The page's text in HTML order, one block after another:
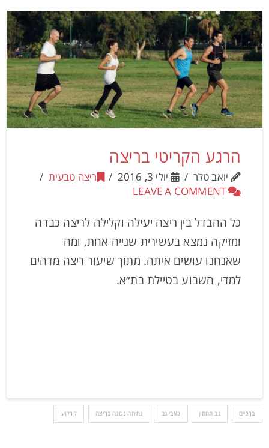
הרגע הקריטי בריצה
יואב טלר יולי 3, 2016
ריצה טבעית
LEAVE A COMMENT
כל ההבדל בין ריצה יעילה וקלילה לריצה כבדה
ומזיקה נמצא בעשירית שנייה אחת, ומה
שאנחנו עושים איתה. מתוך שיעור ריצה מדהים
למדי, השבוע בטיילת בת״א.
ברכיים גב תחתון כאבי גב נחיתה נכונה בריצה קרקוע